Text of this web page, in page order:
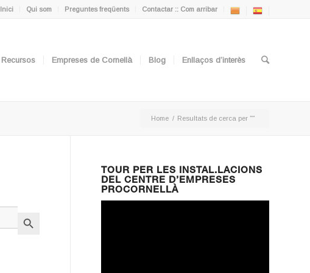
Inici Qui som Preguntes freqüents Contactar :: Com arribar
Recursos Empreses de Cornellà Blog Enllaços d’interès
Home / Resultats de cerca per ""
TOUR PER LES INSTAL.LACIONS
DEL CENTRE D’EMPRESES
PROCORNELLÀ